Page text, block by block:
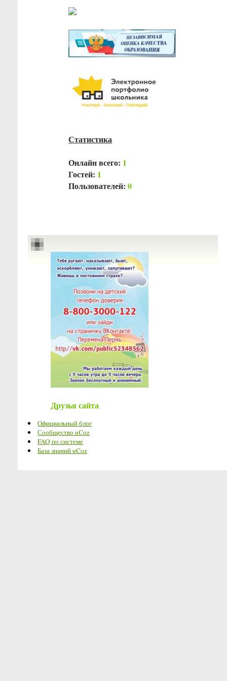
Статистика
Онлайн всего: 1
Гостей: 1
Пользователей: 0
Друзья сайта
Официальный блог
Сообщество uCoz
FAQ по системе
База знаний uCoz